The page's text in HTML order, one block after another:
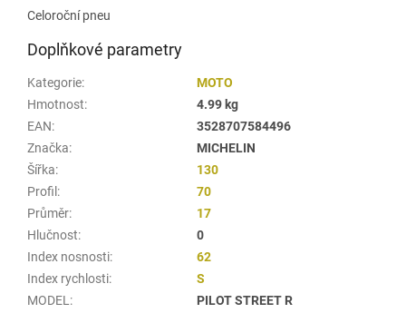
Celoroční pneu
Doplňkové parametry
Kategorie:
MOTO
Hmotnost:
4.99 kg
EAN:
3528707584496
Značka:
MICHELIN
Šířka:
130
Profil :
70
Průměr:
17
Hlučnost:
0
Index nosnosti:
62
Index rychlosti:
S
MODEL :
PILOT STREET R